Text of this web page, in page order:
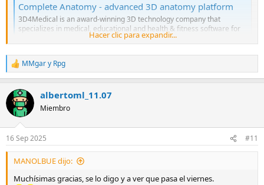
Complete Anatomy - advanced 3D anatomy platform
3D4Medical is an award-winning 3D technology company that
specializes in medical, educational and health & fitness software for
student/patient education and professional reference.
Hacer clic para expandir...
R
e
c
c
i
e
s
MMgary Rpg
albertoml_11.07
Miembro
16 Sep 2025 #11
MANOLBUE dijo:
Muchísimas gracias, se lo digo y a ver que pasa el viernes.